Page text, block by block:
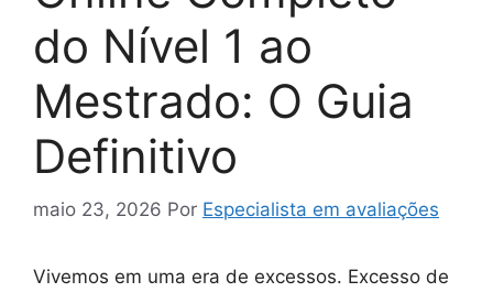
do Nível 1 ao
Mestrado: O Guia
Definitivo
maio 23, 2026 Por Especialista em avaliações
Vivemos em uma era de excessos. Excesso de